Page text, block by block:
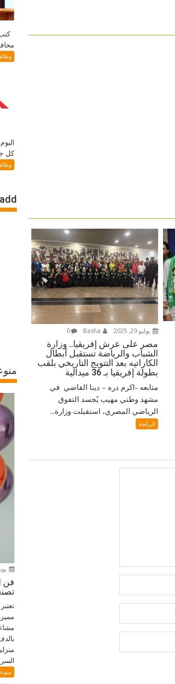
يوليو 29, 2025 0
مصر على عرش إفريقيا.. وزارة
الشباب والرياضة تستقبل أبطال
الكاراتيه بعد التتويج التاريخي بلقب
بطولة إفريقيا بـ 36 ميدالية
متابعه -اكرم دره – دينا القاضي في
مشهد وطني مهيب يُجسد التفوق
الرياضي المصري، استقبلت وزارة...
الرياضة
محافظ
كل
add
يونيو
فن